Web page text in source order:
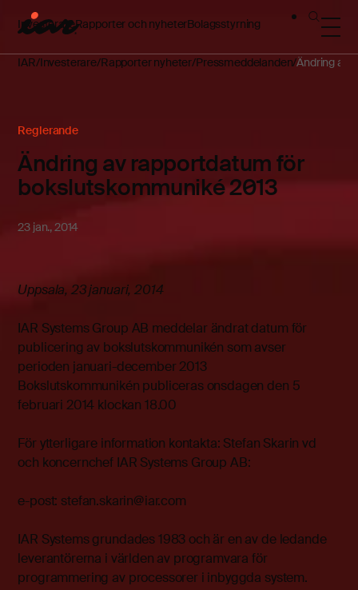
InvesterareRapporter och nyheterBolagsstyrning
IAR Investerare Rapporter nyheter Pressmeddelanden Ändring av
Reglerande
Ändring av rapportdatum för
bokslutskommuniké 2013
23 jan., 2014
Uppsala, 23 januari, 2014
IAR Systems Group AB meddelar ändrat datum för
publicering av bokslutskommunikén som avser
perioden januari-december 2013
Bokslutskommunikén publiceras onsdagen den 5
februari 2014 klockan 18.00
För ytterligare information kontakta: Stefan Skarin vd
och koncernchef IAR Systems Group AB:
e-post: stefan.skarin@iar.com
IAR Systems grundades 1983 och är en av de ledande
leverantörerna i världen av programvara för
programmering av processorer i inbyggda system.